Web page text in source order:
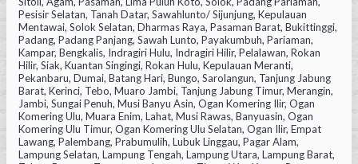
Pesisir Selatan, Tanah Datar, Sawahlunto/ Sijunjung, Kepulauan
Mentawai, Solok Selatan, Dharmas Raya, Pasaman Barat, Bukittinggi,
Padang, Padang Panjang, Sawah Lunto, Payakumbuh, Pariaman,
Kampar, Bengkalis, Indragiri Hulu, Indragiri Hilir, Pelalawan, Rokan
Hilir, Siak, Kuantan Singingi, Rokan Hulu, Kepulauan Meranti,
Pekanbaru, Dumai, Batang Hari, Bungo, Sarolangun, Tanjung Jabung
Barat, Kerinci, Tebo, Muaro Jambi, Tanjung Jabung Timur, Merangin,
Jambi, Sungai Penuh, Musi Banyu Asin, Ogan Komering Ilir, Ogan
Komering Ulu, Muara Enim, Lahat, Musi Rawas, Banyuasin, Ogan
Komering Ulu Timur, Ogan Komering Ulu Selatan, Ogan Ilir, Empat
Lawang, Palembang, Prabumulih, Lubuk Linggau, Pagar Alam,
Lampung Selatan, Lampung Tengah, Lampung Utara, Lampung Barat,